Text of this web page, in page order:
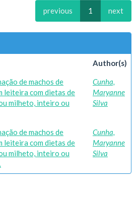
previous 1 next
Author(s)
de machos de
leiteira com dietas de
milheto, inteiro ou
Cunha,
Maryanne
Silva
de machos de
leiteira com dietas de
milheto, inteiro ou
Cunha,
Maryanne
Silva